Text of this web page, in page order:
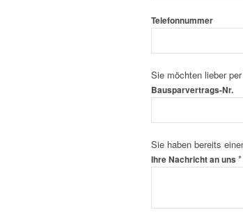
Telefonnummer
Sie möchten lieber
Bausparvertrags-Nr.
Sie haben bereits
Ihre Nachricht an uns *